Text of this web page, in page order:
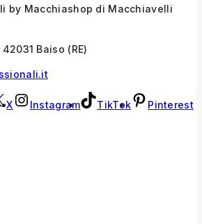
by Macchiashop di Macchiavelli
Baiso (RE)
X Instagram TikTok Pinterest